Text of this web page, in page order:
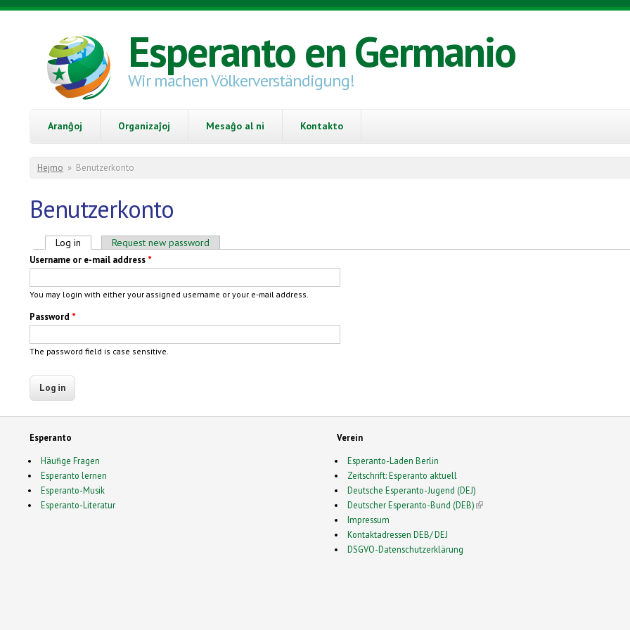
Skip to main content
Esperanto en Germanio
Wir machen Völkerverständigung!
Aranĝoj Organizaĵoj Mesaĝo al ni Kontakto
You are here
Hejmo » Benutzerkonto
Benutzerkonto
Primary tabs
Log in (active tab)Request new password
Username or e-mail address *
You may login with either your assigned username or your e-mail address.
Password *
The password field is case sensitive.
Esperanto
Häufige Fragen
Esperanto lernen
Esperanto-Musik
Esperanto-Literatur
Verein
Esperanto-Laden Berlin
Zeitschrift: Esperanto aktuell
Deutsche Esperanto-Jugend (DEJ)
Deutscher Esperanto-Bund (DEB)(link is external)
Impressum
Kontaktadressen DEB/ DEJ
DSGVO-Datenschutzerklärung